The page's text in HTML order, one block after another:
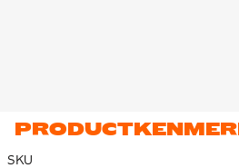
SKU